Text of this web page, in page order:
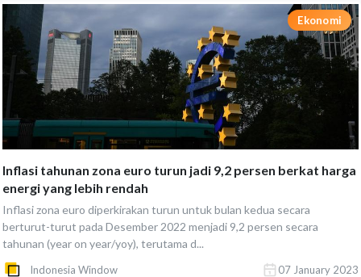
Ekonomi
Inflasi tahunan zona euro turun jadi 9,2 persen berkat harga
energi yang lebih rendah
Inflasi zona euro diperkirakan turun untuk bulan kedua secara
berturut-turut pada Desember 2022 menjadi 9,2 persen secara
tahunan (year on year/yoy), terutama d...
Indonesia Window 07 January 2023